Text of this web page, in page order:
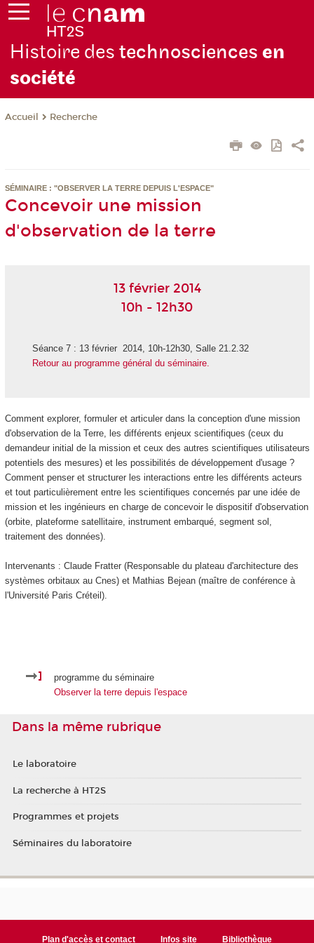
Histoire des technosciences en
société
Accueil Recherche
SÉMINAIRE : "OBSERVER LA TERRE DEPUIS L'ESPACE"
Concevoir une mission
d'observation de la terre
13 février 2014
10h - 12h30
Séance 7 : 13 février 2014, 10h-12h30, Salle 21.2.32
Retour au programme général du séminaire.
Comment explorer, formuler et articuler dans la conception d'une mission
d'observation de la Terre, les différents enjeux scientifiques (ceux du
demandeur initial de la mission et ceux des autres scientifiques utilisateurs
potentiels des mesures) et les possibilités de développement d'usage ?
Comment penser et structurer les interactions entre les différents acteurs
et tout particulièrement entre les scientifiques concernés par une idée de
mission et les ingénieurs en charge de concevoir le dispositif d'observation
(orbite, plateforme satellitaire, instrument embarqué, segment sol,
traitement des données).
Intervenants : Claude Fratter (Responsable du plateau d'architecture des
systèmes orbitaux au Cnes) et Mathias Bejean (maître de conférence à
l'Université Paris Créteil).
programme du séminaire
Observer la terre depuis l'espace
Dans la même rubrique
Le laboratoire
La recherche à HT2S
Programmes et projets
Séminaires du laboratoire
Plan d'accès et contact Infos site Bibliothèque